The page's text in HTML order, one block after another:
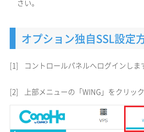
さい。
オプション独自SSL設定
[1] コントロールパネルへログインしま
[2] 上部メニューの「WING」をクリック